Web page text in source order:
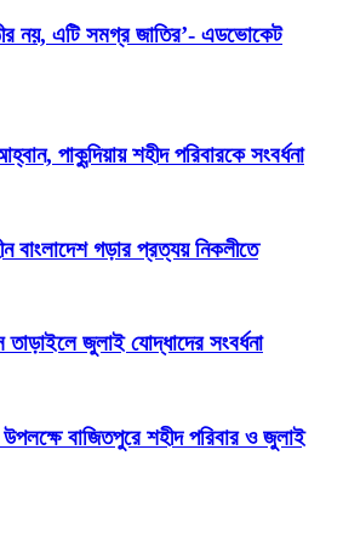
নয়, এটি সমগ্র জাতির’- এডভোকেট
পাকুন্দিয়ায় শহীদ পরিবারকে সংবর্ধনা
বাংলাদেশ গড়ার প্রত্যয় নিকলীতে
জুলাই যোদ্ধাদের সংবর্ধনা
বাজিতপুরে শহীদ পরিবার ও জুলাই